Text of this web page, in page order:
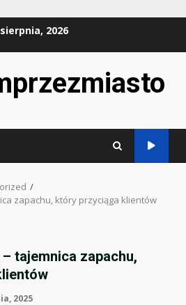
2026
zapachu, który przyciąga klientów
tajemnica zapachu,
2025